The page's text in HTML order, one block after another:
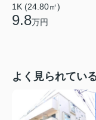
1K (24.80㎡)
9.8万円
よく見られてい